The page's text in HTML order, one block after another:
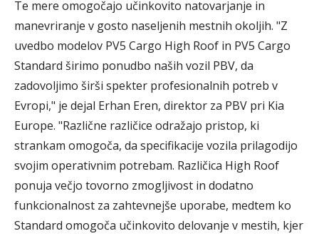
Te mere omogočajo učinkovito natovarjanje in
manevriranje v gosto naseljenih mestnih okoljih. "Z
uvedbo modelov PV5 Cargo High Roof in PV5 Cargo
Standard širimo ponudbo naših vozil PBV, da
zadovoljimo širši spekter profesionalnih potreb v
Evropi," je dejal Erhan Eren, direktor za PBV pri Kia
Europe. "Različne različice odražajo pristop, ki
strankam omogoča, da specifikacije vozila prilagodijo
svojim operativnim potrebam. Različica High Roof
ponuja večjo tovorno zmogljivost in dodatno
funkcionalnost za zahtevnejše uporabe, medtem ko
Standard omogoča učinkovito delovanje v mestih, kjer